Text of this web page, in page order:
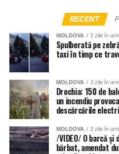
RECENT
MOLDOVA 2 zile în
Spulberată pe
taxi în timp ce
MOLDOVA 2 zile în
Drochia: 150 de
un incendiu
descărcările
MOLDOVA 2 zile în
/VIDEO/ O barcă
bărbat, amendat